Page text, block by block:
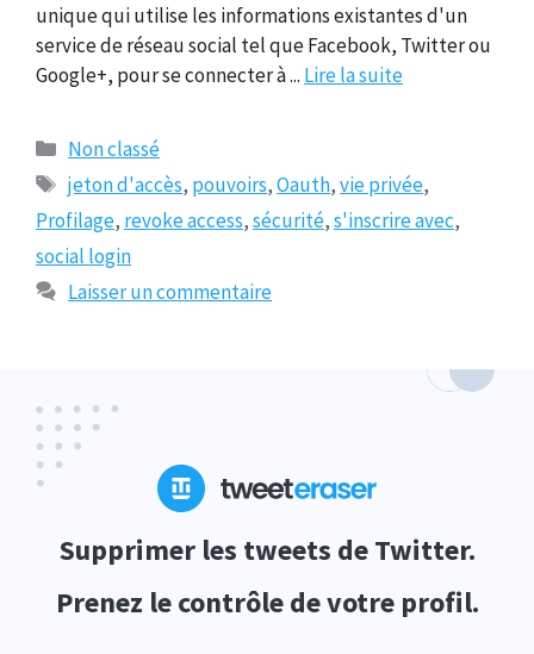
unique qui utilise les informations existantes d'un
service de réseau social tel que Facebook, Twitter ou
Google+, pour se connecter à ... Lire la suite
Catégories
Non classé
Tags
jeton d'accès, pouvoirs,Oauth,vie privée,
Profilage, revoke access,sécurité,s'inscrire avec,
social login
Laisser un commentaire
Supprimer les tweets de Twitter.
Prenez le contrôle de votre profil.